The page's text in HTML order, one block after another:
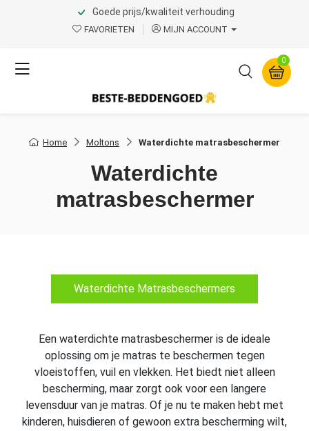
Goede prijs/kwaliteit verhouding
FAVORIETEN MIJN ACCOUNT
0
Home Moltons Waterdichte matrasbeschermer
Waterdichte
matrasbeschermer
Waterdichte Matrasbeschermers
Een waterdichte matrasbeschermer is de ideale
oplossing om je matras te beschermen tegen
vloeistoffen, vuil en vlekken. Het biedt niet alleen
bescherming, maar zorgt ook voor een langere
levensduur van je matras. Of je nu te maken hebt met
kinderen, huisdieren of gewoon extra bescherming wilt,